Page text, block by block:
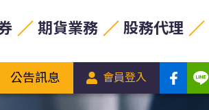
期貨業務 股務代理
公告訊息 會員登入